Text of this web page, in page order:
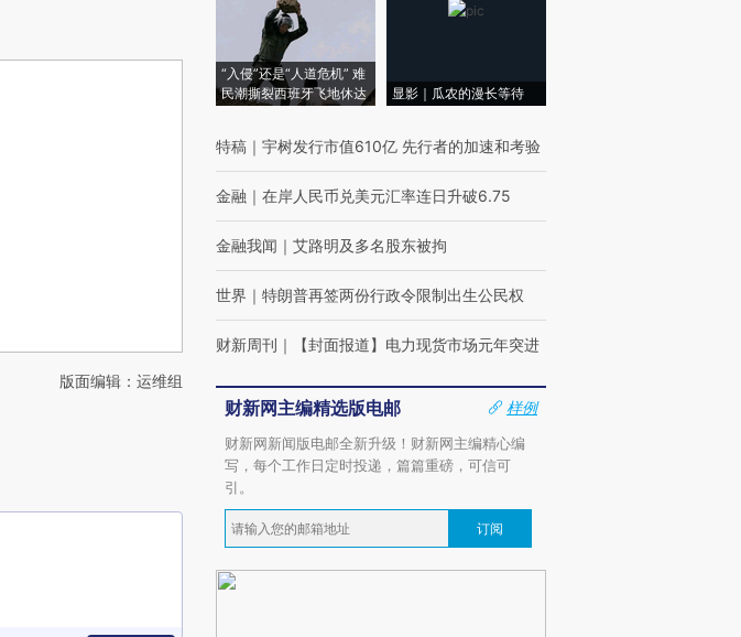
版面编辑：运维组
“入侵”还是“人道危机” 难
民潮撕裂西班牙飞地休达
显影｜瓜农的漫长等待
特稿 ｜ 宇树发行市值610亿 先行者的加速和考验
金融 ｜ 在岸人民币兑美元汇率连日升破6.75
金融我闻 ｜ 艾路明及多名股东被拘
世界 ｜ 特朗普再签两份行政令限制出生公民权
财新周刊 ｜ 【封面报道】电力现货市场元年突进
财新网主编精选版电邮
样例
财新网新闻版电邮全新升级！财新网主编精心编
写，每个工作日定时投递，篇篇重磅，可信可
引。
订阅